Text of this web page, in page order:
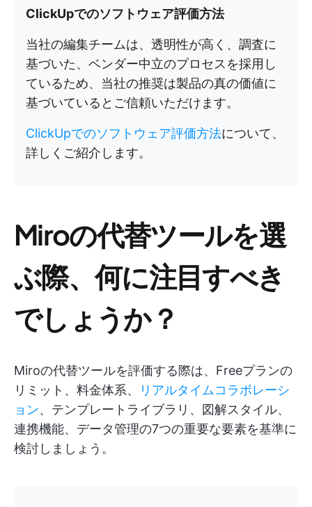
ClickUpでのソフトウェア評価方法
当社の編集チームは、透明性が高く、調査に
基づいた、ベンダー中立のプロセスを採用し
ているため、当社の推奨は製品の真の価値に
基づいているとご信頼いただけます。
ClickUpでのソフトウェア評価方法について、
詳しくご紹介します。
Miroの代替ツールを選
ぶ際、何に注目すべき
でしょうか？
Miroの代替ツールを評価する際は、Freeプランの
リミット、料金体系、
リアルタイムコラボレーシ
ョン、テンプレートライブラリ、図解スタイル、
連携機能、データ管理の7つの重要な要素を基準に
検討しましょう。